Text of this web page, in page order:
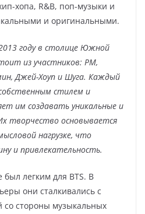
хопа, R&B, поп-музыки и
и оригинальными.
году в столице Южной
из участников: РМ,
Джей-Хоуп и Шуга. Каждый
стилем и
им создавать уникальные и
творчество основывается
нагрузке, что
и привлекательность.
был легким для BTS. В
они сталкивались с
со стороны музыкальных